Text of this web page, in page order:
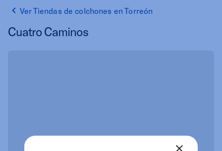
Ver Tiendas de colchones en Torreón
Cuatro Caminos